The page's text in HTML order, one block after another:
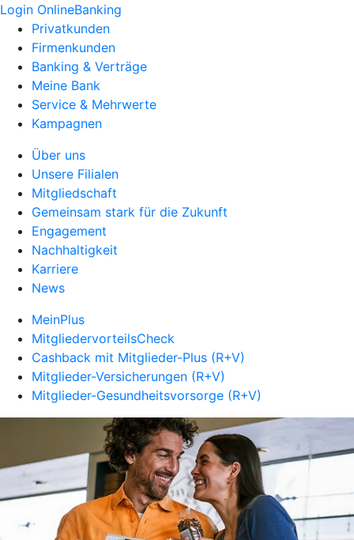
Login OnlineBanking
Privatkunden
Firmenkunden
Banking & Verträge
Meine Bank
Service & Mehrwerte
Kampagnen
Über uns
Unsere Filialen
Mitgliedschaft
Gemeinsam stark für die Zukunft
Engagement
Nachhaltigkeit
Karriere
News
MeinPlus
MitgliedervorteilsCheck
Cashback mit Mitglieder-Plus (R+V)
Mitglieder-Versicherungen (R+V)
Mitglieder-Gesundheitsvorsorge (R+V)